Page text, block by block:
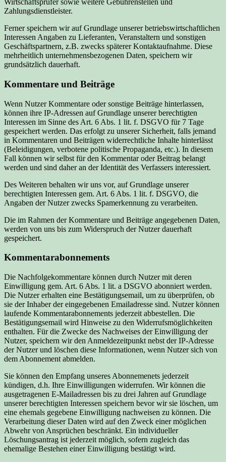
Wirtschaftsprüfer sowie weitere Gebührenstellen und
Zahlungsdienstleister.
Ferner speichern wir auf Grundlage unserer betriebswirtschaftlichen
Interessen Angaben zu Lieferanten, Veranstaltern und sonstigen
Geschäftspartnern, z.B. zwecks späterer Kontaktaufnahme. Diese
mehrheitlich unternehmensbezogenen Daten, speichern wir
grundsätzlich dauerhaft.
Kommentare und Beiträge
Wenn Nutzer Kommentare oder sonstige Beiträge hinterlassen,
können ihre IP-Adressen auf Grundlage unserer berechtigten
Interessen im Sinne des Art. 6 Abs. 1 lit. f. DSGVO für 7 Tage
gespeichert werden. Das erfolgt zu unserer Sicherheit, falls jemand
in Kommentaren und Beiträgen widerrechtliche Inhalte hinterlässt
(Beleidigungen, verbotene politische Propaganda, etc.). In diesem
Fall können wir selbst für den Kommentar oder Beitrag belangt
werden und sind daher an der Identität des Verfassers interessiert.
Des Weiteren behalten wir uns vor, auf Grundlage unserer
berechtigten Interessen gem. Art. 6 Abs. 1 lit. f. DSGVO, die
Angaben der Nutzer zwecks Spamerkennung zu verarbeiten.
Die im Rahmen der Kommentare und Beiträge angegebenen Daten,
werden von uns bis zum Widerspruch der Nutzer dauerhaft
gespeichert.
Kommentarabonnements
Die Nachfolgekommentare können durch Nutzer mit deren
Einwilligung gem. Art. 6 Abs. 1 lit. a DSGVO abonniert werden.
Die Nutzer erhalten eine Bestätigungsemail, um zu überprüfen, ob
sie der Inhaber der eingegebenen Emailadresse sind. Nutzer können
laufende Kommentarabonnements jederzeit abbestellen. Die
Bestätigungsemail wird Hinweise zu den Widerrufsmöglichkeiten
enthalten. Für die Zwecke des Nachweises der Einwilligung der
Nutzer, speichern wir den Anmeldezeitpunkt nebst der IP-Adresse
der Nutzer und löschen diese Informationen, wenn Nutzer sich von
dem Abonnement abmelden.
Sie können den Empfang unseres Abonnemenets jederzeit
kündigen, d.h. Ihre Einwilligungen widerrufen. Wir können die
ausgetragenen E-Mailadressen bis zu drei Jahren auf Grundlage
unserer berechtigten Interessen speichern bevor wir sie löschen, um
eine ehemals gegebene Einwilligung nachweisen zu können. Die
Verarbeitung dieser Daten wird auf den Zweck einer möglichen
Abwehr von Ansprüchen beschränkt. Ein individueller
Löschungsantrag ist jederzeit möglich, sofern zugleich das
ehemalige Bestehen einer Einwilligung bestätigt wird.